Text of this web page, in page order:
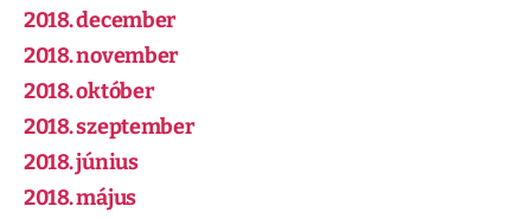
2018. december
2018. november
2018. október
2018. szeptember
2018. június
2018. május